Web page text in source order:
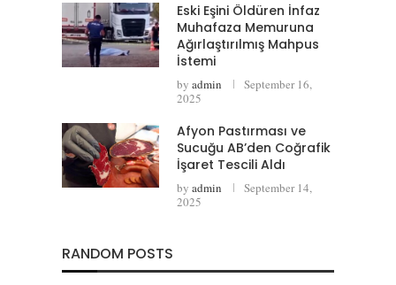
Eski Eşini Öldüren İnfaz
Muhafaza Memuruna
Ağırlaştırılmış Mahpus
İstemi
by admin
September 16,
2025
Afyon Pastırması ve
Sucuğu AB’den Coğrafik
İşaret Tescili Aldı
by admin
September 14,
2025
RANDOM POSTS